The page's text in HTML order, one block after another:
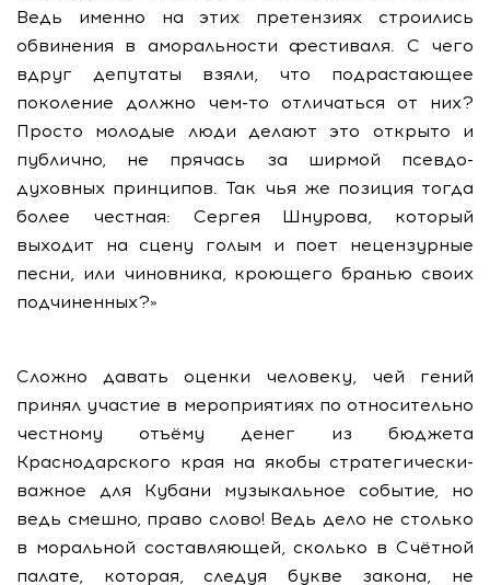
Ведь именно на этих претензиях строились
обвинения в аморальности фестиваля. С чего
вдруг депутаты взяли, что подрастающее
поколение должно чем-то отличаться от них?
Просто молодые люди делают это открыто и
публично, не прячась за ширмой псевдо­
духовных принципов. Так чья же позиция тогда
более честная: Сергея Шнурова, который
выходит на сцену голым и поет нецензурные
песни, или чиновника, кроющего бранью своих
подчиненных?»
Сложно давать оценки человеку, чей гений
принял участие в мероприятиях по относительно
честному отъёму денег из бюджета
Краснодарского края на якобы стратегически-
важное для Кубани музыкальное событие, но
ведь смешно, право слово! Ведь дело не столько
в моральной составляющей, сколько в Счётной
палате, которая, следуя букве закона, не